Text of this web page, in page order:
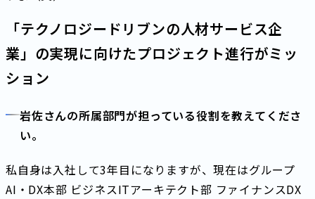
「テクノロジードリブンの人材サービス企
業」の実現に向けたプロジェクト進行がミッ
ション
岩佐さんの所属部門が担っている役割を教えてくださ
い。
私自身は入社して3年目になりますが、現在はグループ
AI・DX本部 ビジネスITアーキテクト部 ファイナンスDX